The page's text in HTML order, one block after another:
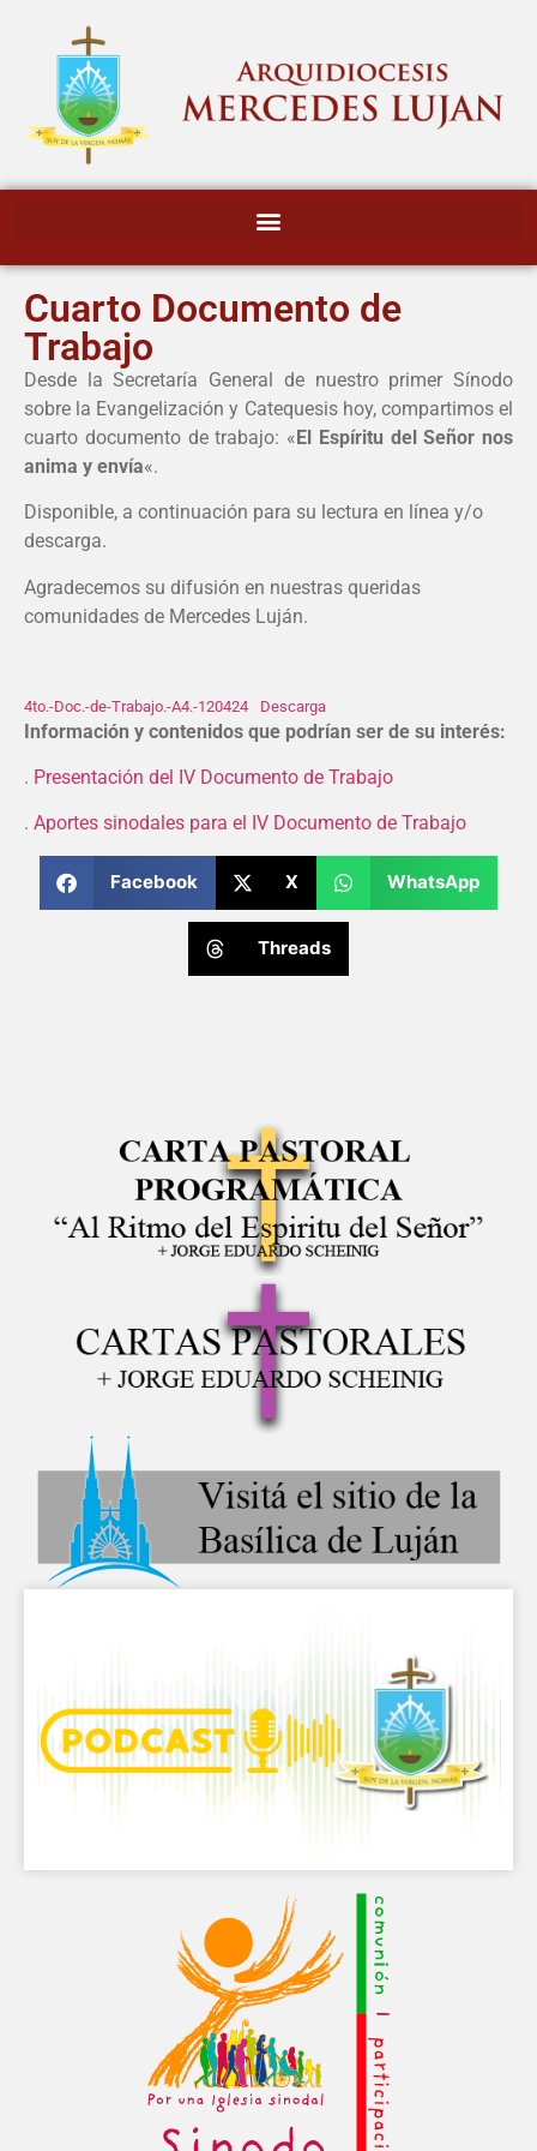
Cuarto Documento de
Trabajo
Desde la Secretaría General de nuestro primer Sínodo
sobre la Evangelización y Catequesis hoy, compartimos el
cuarto documento de trabajo: «El Espíritu del Señor nos
anima y envía«.
Disponible, a continuación para su lectura en línea y/o
descarga.
Agradecemos su difusión en nuestras queridas
comunidades de Mercedes Luján.
4to.-Doc.-de-Trabajo.-A4.-120424 Descarga
Información y contenidos que podrían ser de su interés:
. Presentación del IV Documento de Trabajo
. Aportes sinodales para el IV Documento de Trabajo
Facebook X WhatsApp
Threads